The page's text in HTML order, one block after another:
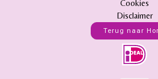
Cookies
Disclaimer
Terug naar